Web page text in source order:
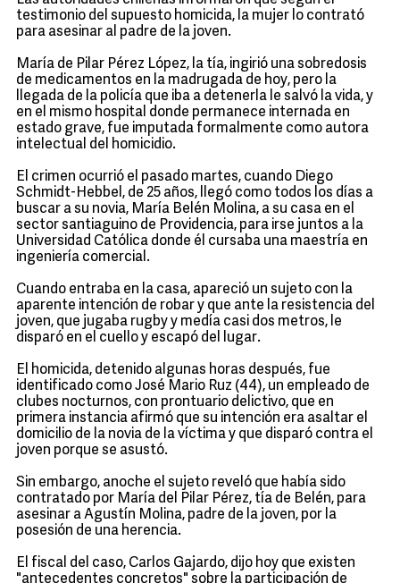
testimonio del supuesto homicida, la mujer lo contrató
para asesinar al padre de la joven.
María de Pilar Pérez López, la tía, ingirió una sobredosis
de medicamentos en la madrugada de hoy, pero la
llegada de la policía que iba a detenerla le salvó la vida, y
en el mismo hospital donde permanece internada en
estado grave, fue imputada formalmente como autora
intelectual del homicidio.
El crimen ocurrió el pasado martes, cuando Diego
Schmidt-Hebbel, de 25 años, llegó como todos los días a
buscar a su novia, María Belén Molina, a su casa en el
sector santiaguino de Providencia, para irse juntos a la
Universidad Católica donde él cursaba una maestría en
ingeniería comercial.
Cuando entraba en la casa, apareció un sujeto con la
aparente intención de robar y que ante la resistencia del
joven, que jugaba rugby y medía casi dos metros, le
disparó en el cuello y escapó del lugar.
El homicida, detenido algunas horas después, fue
identificado como José Mario Ruz (44), un empleado de
clubes nocturnos, con prontuario delictivo, que en
primera instancia afirmó que su intención era asaltar el
domicilio de la novia de la víctima y que disparó contra el
joven porque se asustó.
Sin embargo, anoche el sujeto reveló que había sido
contratado por María del Pilar Pérez, tía de Belén, para
asesinar a Agustín Molina, padre de la joven, por la
posesión de una herencia.
El fiscal del caso, Carlos Gajardo, dijo hoy que existen
"antecedentes concretos" sobre la participación de